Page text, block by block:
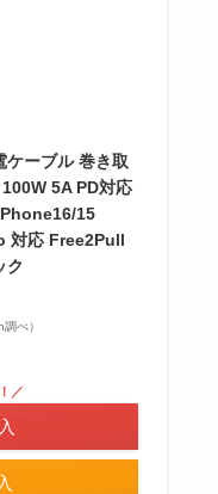
ケーブル 巻き取
5A PD対応
15
対応 Free2Pull
ク
べ）
／